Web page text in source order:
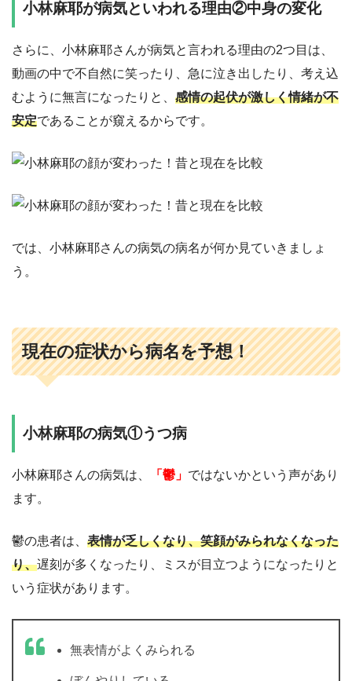
小林麻耶が病気といわれる理由②中身の変化
さらに、小林麻耶さんが病気と言われる理由の2つ目は、
動画の中で不自然に笑ったり、急に泣き出したり、考え込
むように無言になったりと、 感情の起伏が激しく情緒が不
安定であることが窺えるからです。
では、小林麻耶さんの病気の病名が何か見ていきましょ
う。
現在の症状から病名を予想！
小林麻耶の病気①うつ病
小林麻耶さんの病気は、 「鬱」 ではないかという声があり
ます。
鬱の患者は、 表情が乏しくなり、笑顔がみられなくなった
り、遅刻が多くなったり、ミスが目立つようになったりと
いう症状があります。
無表情がよくみられる